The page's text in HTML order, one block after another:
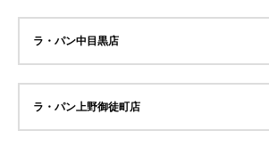
ラ・パン中目黒店
ラ・パン上野御徒町店